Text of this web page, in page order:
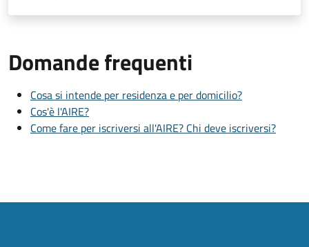
Domande frequenti
Cosa si intende per residenza e per domicilio?
Cos'è l'AIRE?
Come fare per iscriversi all'AIRE? Chi deve iscriversi?